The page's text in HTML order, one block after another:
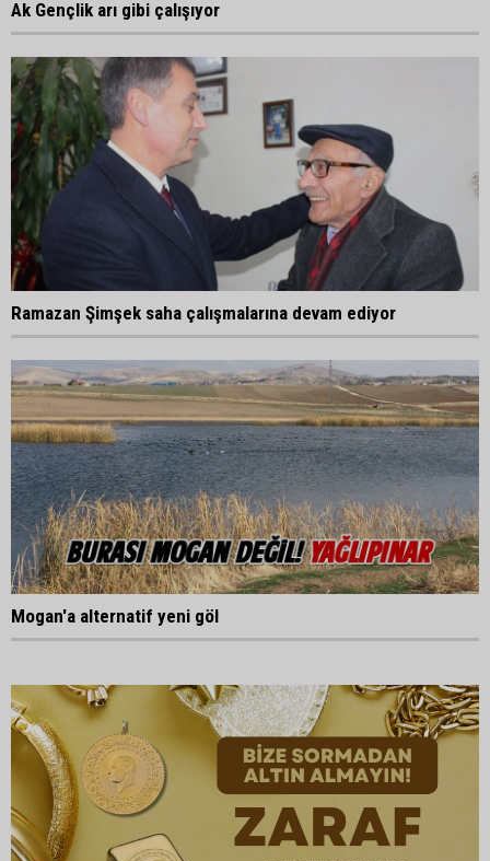
Ak Gençlik arı gibi çalışıyor
Ramazan Şimşek saha çalışmalarına devam ediyor
Mogan'a alternatif yeni göl